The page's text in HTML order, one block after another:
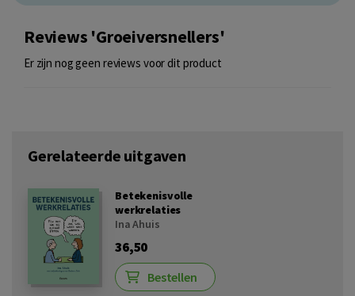
Reviews 'Groeiversnellers'
Er zijn nog geen reviews voor dit product
Gerelateerde uitgaven
Betekenisvolle
werkrelaties
Ina Ahuis
36,50
Bestellen